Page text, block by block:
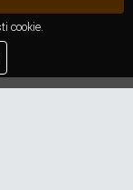
cookie.